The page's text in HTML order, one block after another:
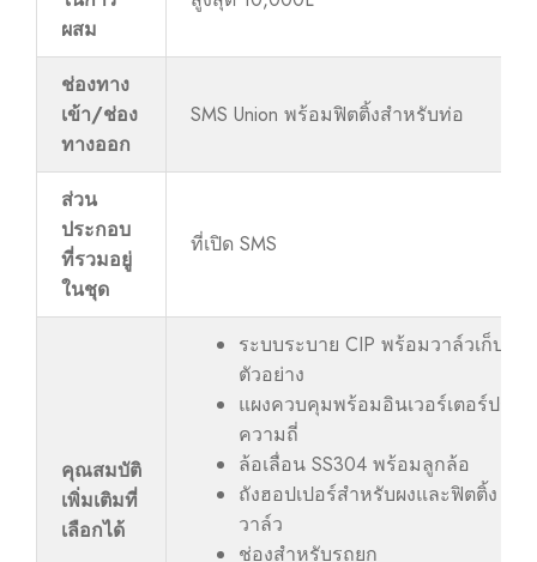
ผสม
ช่องทาง
เข้า/ช่อง
ทางออก
SMS Union พร้อมฟิตติ้งสำหรับท่อ
ส่วน
ประกอบ
ที่รวมอยู่
ในชุด
ที่เปิด SMS
คุณสมบัติ
เพิ่มเติมที่
เลือกได้
ระบบระบาย CIP พร้อมวาล์วเก็บ
ตัวอย่าง
แผงควบคุมพร้อมอินเวอร์เตอร์ปรับ
ความถี่
ล้อเลื่อน SS304 พร้อมลูกล้อ
ถังฮอปเปอร์สำหรับผงและฟิตติ้ง
วาล์ว
ช่องสำหรับรถยก